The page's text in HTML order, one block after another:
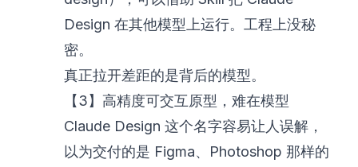
Design 在其他模型上运行。工程上没秘
密。
真正拉开差距的是背后的模型。
【3】高精度可交互原型，难在模型
Claude Design 这个名字容易让人误解，
以为交付的是 Figma、Photoshop 那样的